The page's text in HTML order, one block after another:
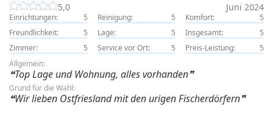
5,0 Juni 2024
Einrichtungen: 5 Reinigung: 5 Komfort:
5
Freundlichkeit:
5 Lage: 5 Insgesamt:
5
Zimmer:
5 Service vor Ort: 5 Preis-Leistung:
5
Allgemein:
Top Lage und Wohnung, alles vorhanden
Grund für die Wahl:
Wir lieben Ostfriesland mit den urigen Fischerdörfern